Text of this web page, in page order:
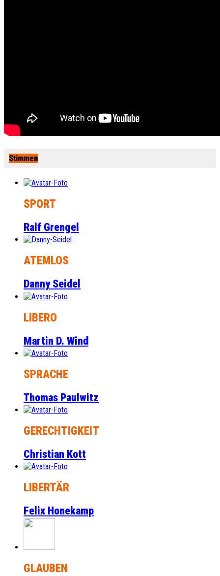
Stimmen
SPORT
Ralf Grengel
ATEMLOS
Danny Seidel
LIBERO
Martin D. Wind
SPRACHE
Thomas Paulwitz
GERECHTIGKEIT
Christian Kott
LIBERTÄR
Felix Honekamp
GLAUBEN